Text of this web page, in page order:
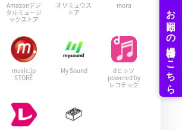
Amazonデジ
タルミュージ
ックストア
オリミュウス
トア
mora
music.jp
STORE
My Sound
dヒッツ
powered by
レコチョク